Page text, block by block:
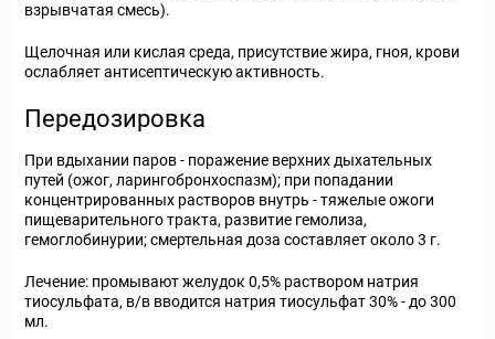
взрывчатая смесь).
Щелочная или кислая среда, присутствие жира, гноя, крови
ослабляет антисептическую активность.
Передозировка
При вдыхании паров - поражение верхних дыхательных
путей (ожог, ларингобронхоспазм); при попадании
концентрированных растворов внутрь - тяжелые ожоги
пищеварительного тракта, развитие гемолиза,
гемоглобинурии; смертельная доза составляет около 3 г.
Лечение: промывают желудок 0,5% раствором натрия
тиосульфата, в/в вводится натрия тиосульфат 30% - до 300
мл.